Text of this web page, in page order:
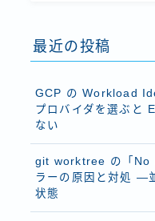
最近の投稿
GCP の Workload
プロバイダを選ぶと
ない
git worktree の「
ラーの原因と対処 ―
状態